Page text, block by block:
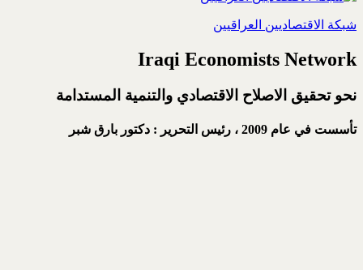
شبكة الاقتصاديين العراقيين
Iraqi Economists Network
نحو تحقيق الاصلاح الاقتصادي والتنمية المستدامة
تأسست في عام 2009 ، رئيس التحرير : دكتور بارق شبر